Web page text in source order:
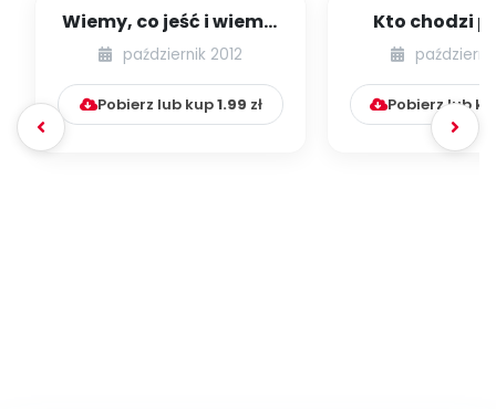
Wiemy, co jeść i wiemy,
jak jeść (scenariusz
październik 2012
Pobierz lub kup1.99 zł
Kto chodzi
grzybów
przyniesie
Pobierz lub